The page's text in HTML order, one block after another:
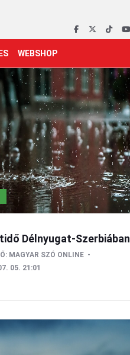
WEBSHOP
Délnyugat-Szerbiában
MAGYAR SZÓ ONLINE
05. 21:01